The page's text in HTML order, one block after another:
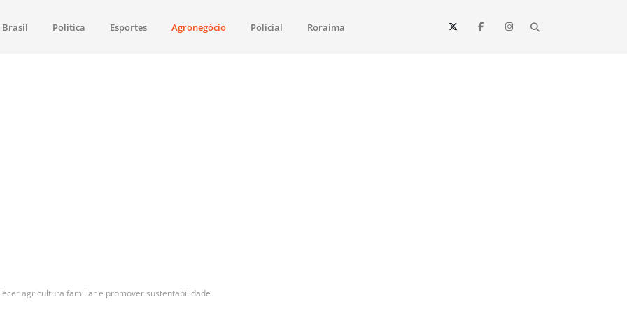
saúde, esportes, economia e os principais acontecimentos de Boa Vista e todo o estado de Roraima. Fique sempre informado
Brasil Política Esportes Agronegócio Policial Roraima
agricultura familiar e promover sustentabilidade